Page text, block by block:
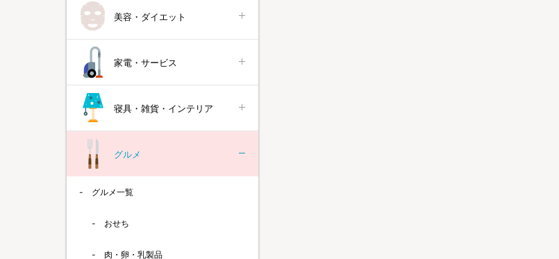
美容・ダイエット
家電・サービス
寝具・雑貨・インテリア
グルメ
グルメ一覧
おせち
肉・卵・乳製品